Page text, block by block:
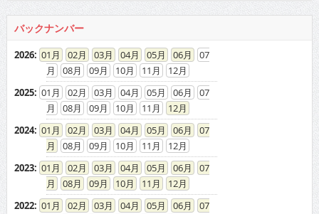
バックナンバー
2026: 01 02 03 04 05 06
07
08
09 10 11
12
2025: 01 02 03 04 05 06
07
08
09 10 11
12
2024: 01 02 03 04 05 06
07
08
09 10 11
12
2023: 01 02 03 04 05 06
07
08
09 10 11
12
2022: 01 02 03 04 05 06
07